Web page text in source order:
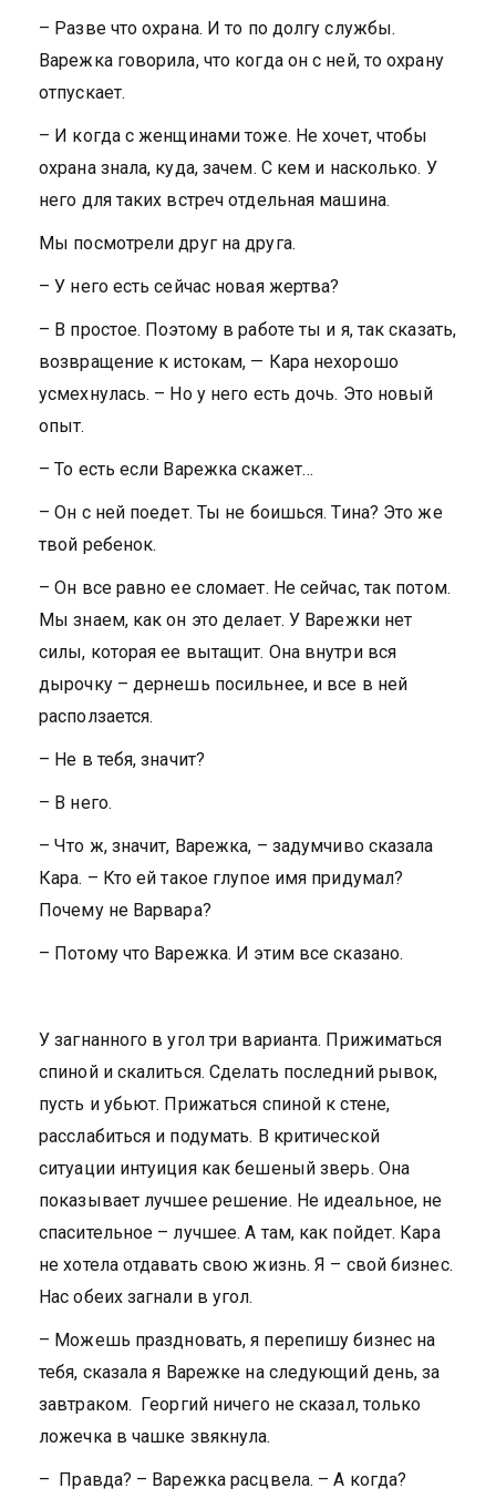
– Разве что охрана. И то по долгу службы.
Варежка говорила, что когда он с ней, то охрану
отпускает.
– И когда с женщинами тоже. Не хочет, чтобы
охрана знала, куда, зачем. С кем и насколько. У
него для таких встреч отдельная машина.
Мы посмотрели друг на друга.
– У него есть сейчас новая жертва?
– В простое. Поэтому в работе ты и я, так сказать,
возвращение к истокам, — Кара нехорошо
усмехнулась. – Но у него есть дочь. Это новый
опыт.
– То есть если Варежка скажет…
– Он с ней поедет. Ты не боишься. Тина? Это же
твой ребенок.
– Он все равно ее сломает. Не сейчас, так потом.
Мы знаем, как он это делает. У Варежки нет
силы, которая ее вытащит. Она внутри вся
дырочку – дернешь посильнее, и все в ней
расползается.
– Не в тебя, значит?
– В него.
– Что ж, значит, Варежка, – задумчиво сказала
Кара. – Кто ей такое глупое имя придумал?
Почему не Варвара?
– Потому что Варежка. И этим все сказано.
У загнанного в угол три варианта. Прижиматься
спиной и скалиться. Сделать последний рывок,
пусть и убьют. Прижаться спиной к стене,
расслабиться и подумать. В критической
ситуации интуиция как бешеный зверь. Она
показывает лучшее решение. Не идеальное, не
спасительное – лучшее. А там, как пойдет. Кара
не хотела отдавать свою жизнь. Я – свой бизнес.
Нас обеих загнали в угол.
– Можешь праздновать, я перепишу бизнес на
тебя, сказала я Варежке на следующий день, за
завтраком. Георгий ничего не сказал, только
ложечка в чашке звякнула.
– Правда? – Варежка расцвела. – А когда?